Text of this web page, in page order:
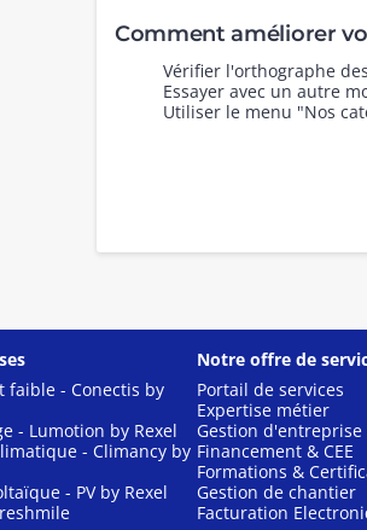
Comment améliorer
Vérifier l'orthographe
Essayer avec un autre
Utiliser le menu "Nos
faible - Conectis by
- Lumotion by Rexel
- Climancy by
- PV by Rexel
Notre offre de
Portail de services
Expertise métier
Gestion d'entreprise
Financement & CEE
Formations &
Gestion de chantier
Facturation